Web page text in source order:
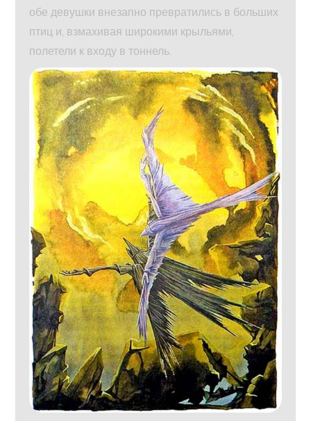
обе девушки внезапно превратились в больших
птиц и, взмахивая широкими крыльями,
полетели к входу в тоннель.